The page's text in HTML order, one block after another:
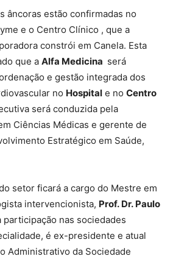
âncoras estão confirmadas no
e o Centro Clínico , que a
constrói em Canela. Esta
que a Alfa Medicina será
e gestão integrada dos
no Hospital e no Centro
será conduzida pela
Ciências Médicas e gerente de
Estratégico em Saúde,
setor ficará a cargo do Mestre em
intervencionista, Prof. Dr. Paulo
participação nas sociedades
é ex-presidente e atual
Administrativo da Sociedade